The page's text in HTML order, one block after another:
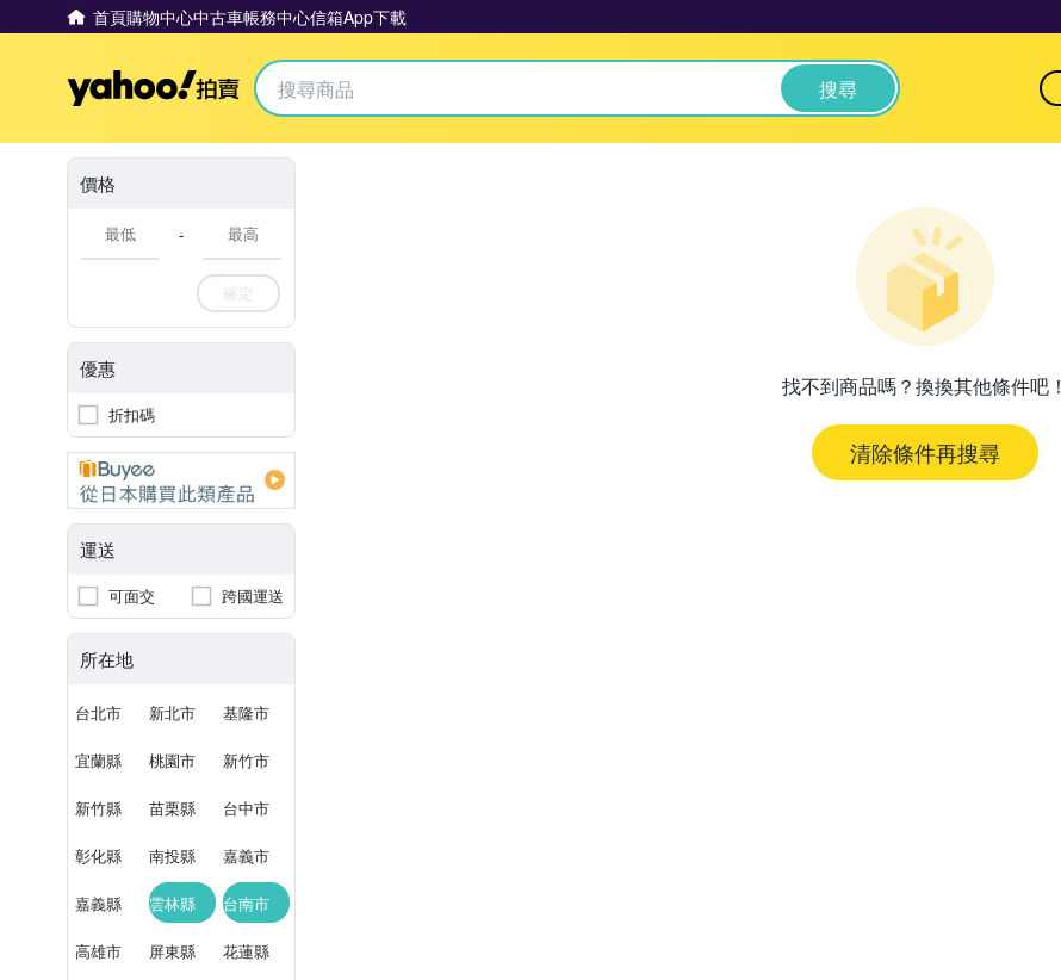
首頁購物中心中古車帳務中心信箱App下載
Yahoo拍賣 搜尋
價格
-
確定
優惠
折扣碼
運送
可面交 跨國運送
所在地
台北市 新北市 基隆市
宜蘭縣 桃園市 新竹市
新竹縣 苗栗縣 台中市
彰化縣 南投縣 嘉義市
嘉義縣 雲林縣 台南市
高雄市 屏東縣 花蓮縣
找不到商品嗎？換換其他條件吧！
清除條件再搜尋